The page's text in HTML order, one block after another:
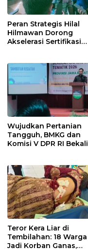
Peran Strategis Hilal
Hilmawan Dorong
Akselerasi Sertifikasi
Indramayu
Wujudkan Pertanian
Tangguh, BMKG dan
Komisi V DPR RI Bekali
Teror Kera Liar di
Tembilahan: 18 Warga
Jadi Korban Ganas,